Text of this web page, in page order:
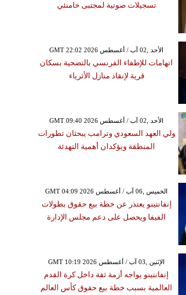
تسجيلات صوتية لمجتبى خامنئي
GMT 22:02 2026 الأحد ,02 آب / أغسطس
اتهامات للإطفاء الفرنسي بالتضحية بسكان
قرية لإنقاذ منازل الأثرياء
GMT 09:40 2026 الأحد ,02 آب / أغسطس
ولي العهد السعودي وترامب يبحثان تطورات
المنطقة ويؤكدان أهمية التهدئة
GMT 04:09 2026 الخميس ,06 آب / أغسطس
إنفانتينو يعتذر عن خطة بيع حقوق بطولات
الفيفا ويحصل على دعم مجلس الإدارة
GMT 10:19 2026 الإثنين ,03 آب / أغسطس
إنفانتينو يواجه أزمة ثقة داخل كرة القدم
العالمية بسبب خطة بيع حقوق كأس العالم